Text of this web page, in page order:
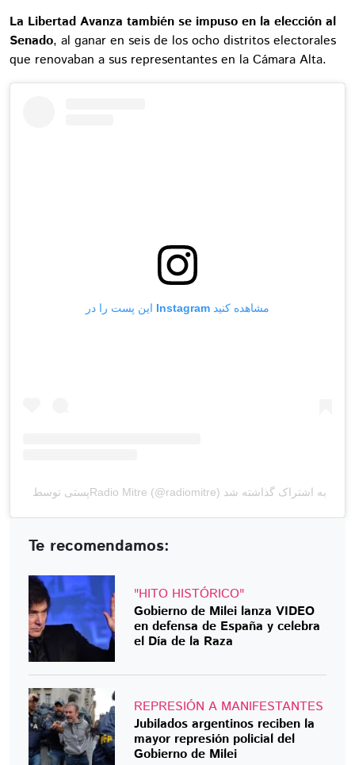
La Libertad Avanza también se impuso en la elección al
Senado, al ganar en seis de los ocho distritos electorales
que renovaban a sus representantes en la Cámara Alta.
این پست را در Instagram مشاهده کنید
پستی توسط ‏‎Radio Mitre‎‏ (@‏‎radiomitre‎‏) به اشتراک گذاشته شد
Te recomendamos:
"HITO HISTÓRICO"
Gobierno de Milei lanza VIDEO
en defensa de España y celebra
el Día de la Raza
REPRESIÓN A MANIFESTANTES
Jubilados argentinos reciben la
mayor represión policial del
Gobierno de Milei